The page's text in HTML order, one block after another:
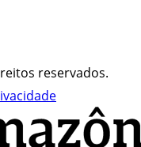
reservados.